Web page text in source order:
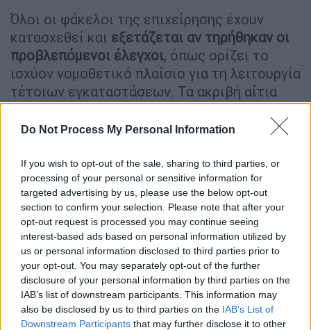
Do Not Process My Personal Information
If you wish to opt-out of the sale, sharing to third parties, or
processing of your personal or sensitive information for
targeted advertising by us, please use the below opt-out
section to confirm your selection. Please note that after your
opt-out request is processed you may continue seeing
interest-based ads based on personal information utilized by
us or personal information disclosed to third parties prior to
your opt-out. You may separately opt-out of the further
disclosure of your personal information by third parties on the
IAB’s list of downstream participants. This information may
also be disclosed by us to third parties on the IAB’s List of
Downstream Participants that may further disclose it to other
Όλοι οι φάκελοι της επιχείρησης έχουν
κατασχεθεί και εξετάζεται αν τηρήθηκαν οι
προβλεπόμενοι έλεγχοι, όπως ορίζει το
ισχύον νομοθετικό πλαίσιο για τη λειτουργία
τέτοιων εγκαταστάσεων. Τα ακριβή αίτια
της έκρηξης θα προκύψουν από την
ολοκλήρωση της έρευνας.
Παράλληλα, στο επίκεντρο της διερεύνησης
βρίσκεται τοπώς προκλήθηκαν οι φθορές
στις σωληνώσεις προπανίου, οι οποίες
οδήγησαν στη διαρροή από τις δύο
δεξαμενές. Αρχικά εξετάστηκε το
ενδεχόμενο οι εργασίες ασφαλτόστρωσης
και η διέλευση βαρέων οχημάτων κατά τους
θερινούς μήνες να ευθύνονται για τις ζημιές,
ωστόσο αυτό το σενάριο φαίνεται πλέον να
αποδυναμώνεται.